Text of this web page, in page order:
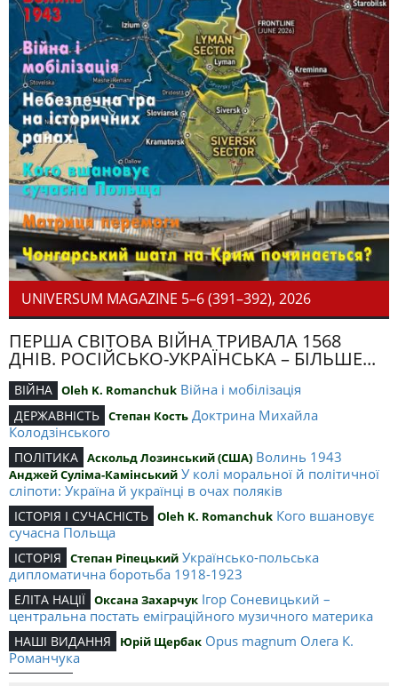
UNIVERSUM MAGAZINE 5–6 (391–392), 2026
ПЕРША СВІТОВА ВІЙНА ТРИВАЛА 1568
ДНІВ. РОСІЙСЬКО-УКРАЇНСЬКА – БІЛЬШЕ...
ВІЙНА Oleh K. Romanchuk Війна і мобілізація
ДЕРЖАВНІСТЬ Степан Кость Доктрина Михайла
Колодзінського
ПОЛІТИКА Аскольд Лозинський (США) Волинь 1943
Анджей Суліма-Камінський У колі моральної й політичної
сліпоти: Україна й українці в очах поляків
ІСТОРІЯ І СУЧАСНІСТЬ Oleh K. Romanchuk Кого вшановує
сучасна Польща
ІСТОРІЯ Степан Ріпецький Українсько-польська
дипломатична боротьба 1918-1923
ЕЛІТА НАЦІЇ Оксана Захарчук Ігор Соневицький –
центральна постать еміграційного музичного материка
НАШІ ВИДАННЯ Юрій Щербак Opus magnum Олега К.
Романчука